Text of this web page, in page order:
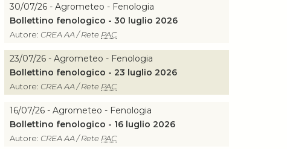
30/07/26 - Agrometeo - Fenologia
Bollettino fenologico - 30 luglio 2026
Autore: CREA AA / Rete PAC
23/07/26 - Agrometeo - Fenologia
Bollettino fenologico - 23 luglio 2026
Autore: CREA AA / Rete PAC
16/07/26 - Agrometeo - Fenologia
Bollettino fenologico - 16 luglio 2026
Autore: CREA AA / Rete PAC